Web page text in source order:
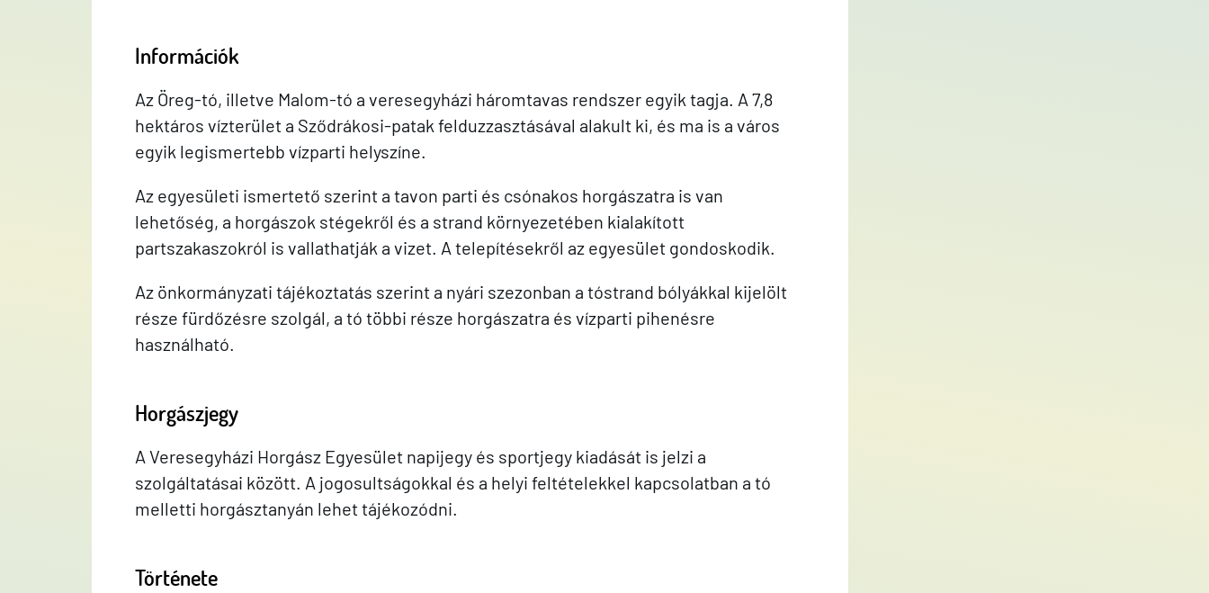
Információk
Az Öreg-tó, illetve Malom-tó a veresegyházi háromtavas rendszer egyik tagja. A 7,8
hektáros vízterület a Sződrákosi-patak felduzzasztásával alakult ki, és ma is a város
egyik legismertebb vízparti helyszíne.
Az egyesületi ismertető szerint a tavon parti és csónakos horgászatra is van
lehetőség, a horgászok stégekről és a strand környezetében kialakított
partszakaszokról is vallathatják a vizet. A telepítésekről az egyesület gondoskodik.
Az önkormányzati tájékoztatás szerint a nyári szezonban a tóstrand bólyákkal kijelölt
része fürdőzésre szolgál, a tó többi része horgászatra és vízparti pihenésre
használható.
Horgászjegy
A Veresegyházi Horgász Egyesület napijegy és sportjegy kiadását is jelzi a
szolgáltatásai között. A jogosultságokkal és a helyi feltételekkel kapcsolatban a tó
melletti horgásztanyán lehet tájékozódni.
Története